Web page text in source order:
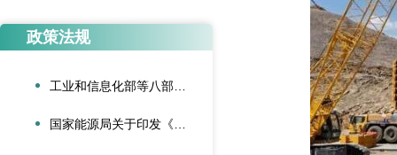
政策法规